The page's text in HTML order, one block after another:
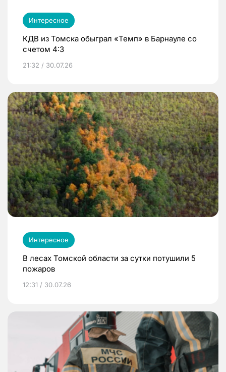
Интересное
КДВ из Томска обыграл «Темп» в Барнауле со
счетом 4:3
21:32 / 30.07.26
Интересное
В лесах Томской области за сутки потушили 5
пожаров
12:31 / 30.07.26